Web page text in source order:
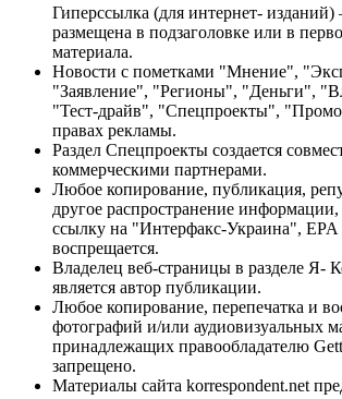
Гиперссылка (для интернет-
размещена в подзаголовке или в
материала.
Новости с пометками "Мнение",
"Заявление", "Регионы", "Деньги",
"Тест-драйв", "Спецпроекты",
правах рекламы.
Раздел Спецпроекты создается
коммерческими партнерами.
Любое копирование, публикация,
другое распространение
ссылку на "Интерфакс-Украина", EPA
воспрещается.
Владелец веб-страницы в разделе Я-
является автор публикации.
Любое копирование, перепечатка и
фотографий и/или аудиовизуальных
принадлежащих правообладателю
запрещено.
Материалы сайта korrespondent.net